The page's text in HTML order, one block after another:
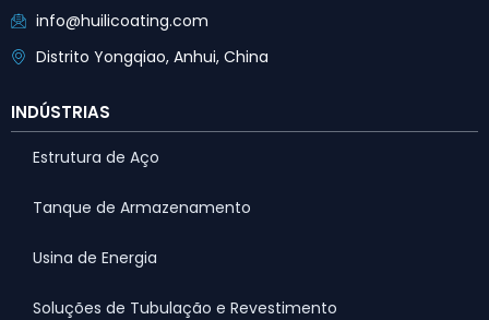
info@huilicoating.com
Distrito Yongqiao, Anhui, China
INDÚSTRIAS
Estrutura de Aço
Tanque de Armazenamento
Usina de Energia
Soluções de Tubulação e Revestimento